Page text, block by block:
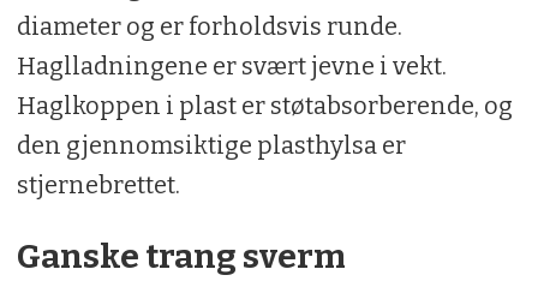
diameter og er forholdsvis runde.
Haglladningene er svært jevne i vekt.
Haglkoppen i plast er støtabsorberende, og
den gjennomsiktige plasthylsa er
stjernebrettet.
Ganske trang sverm